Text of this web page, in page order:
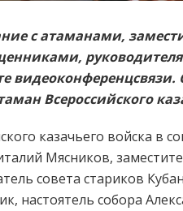
с атаманами,
Всероссийского
казачьего войска в
Мясников,
совета стариков
настоятель собора